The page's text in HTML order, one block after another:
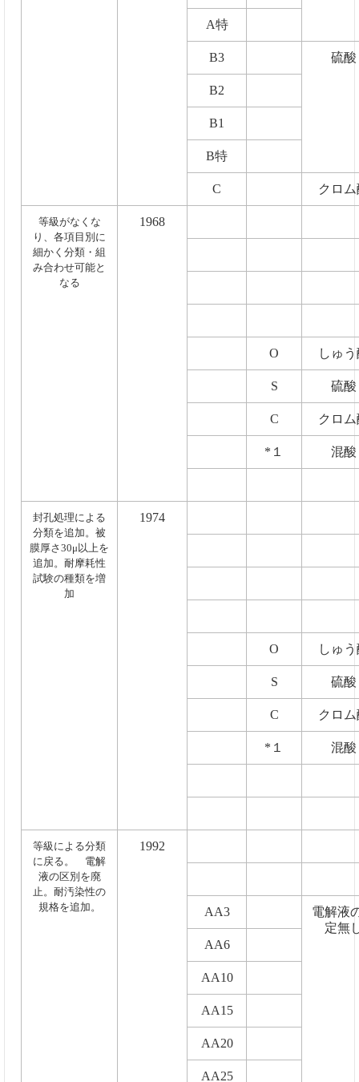
A特
B3 硫酸
B2
B1
B特
C クロム
等級がなくな
り、各項目別に
細かく分類・組
み合わせ可能と
なる
1968
O しゅ
S 硫酸
C クロム
*１ 混酸
封孔処理による
分類を追加。被
膜厚さ30μ以上を
追加。耐摩耗性
試験の種類を増
加
1974
O しゅ
S 硫酸
C クロム
*１ 混酸
等級による分類
に戻る。 電解
液の区別を廃
止。耐汚染性の
規格を追加。
1992
AA3
電解液
定無
AA6
AA10
AA15
AA20
AA25